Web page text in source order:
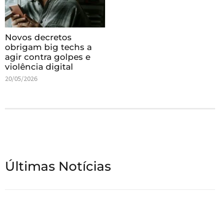
Novos decretos
obrigam big techs a
agir contra golpes e
violência digital
20/05/2026
Últimas Notícias